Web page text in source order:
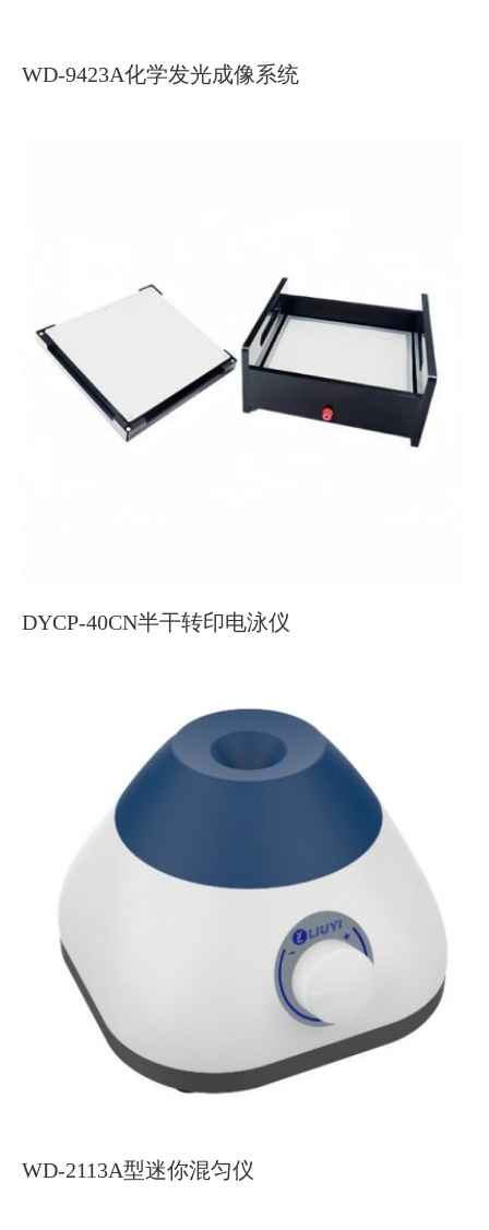
WD-9423A化学发光成像系统
DYCP-40CN半干转印电泳仪
WD-2113A型迷你混匀仪